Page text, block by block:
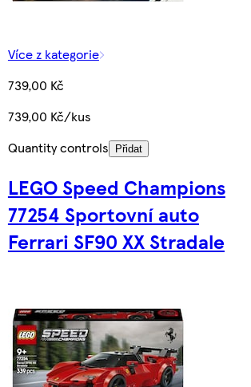
Více z kategorie
739,00 Kč
739,00 Kč/kus
Quantity controls
Přidat
LEGO Speed Champions
77254 Sportovní auto
Ferrari SF90 XX Stradale